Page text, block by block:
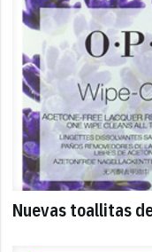
Nuevas toallitas